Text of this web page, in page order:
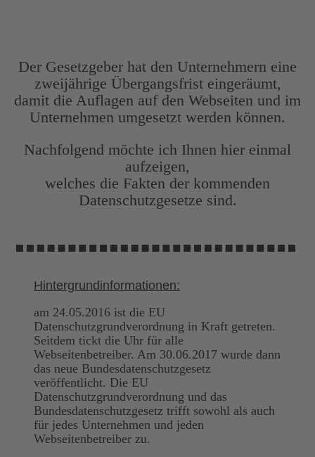
Der Gesetzgeber hat den Unternehmern eine
zweijährige Übergangsfrist eingeräumt,
damit die Auflagen auf den Webseiten und im
Unternehmen umgesetzt werden können.
Nachfolgend möchte ich Ihnen hier einmal
aufzeigen,
welches die Fakten der kommenden
Datenschutzgesetze sind.
Hintergrundinformationen:
am 24.05.2016 ist die EU
Datenschutzgrundverordnung in Kraft getreten.
Seitdem tickt die Uhr für alle
Webseitenbetreiber. Am 30.06.2017 wurde dann
das neue Bundesdatenschutzgesetz
veröffentlicht. Die EU
Datenschutzgrundverordnung und das
Bundesdatenschutzgesetz trifft sowohl als auch
für jedes Unternehmen und jeden
Webseitenbetreiber zu.